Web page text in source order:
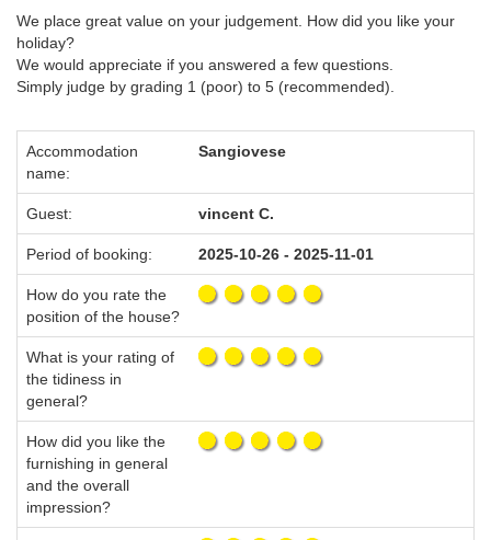
We place great value on your judgement. How did you like your
holiday?
We would appreciate if you answered a few questions.
Simply judge by grading 1 (poor) to 5 (recommended).
Accommodation
name:
Sangiovese
Guest: vincent C.
Period of booking: 2025-10-26 - 2025-11-01
How do you rate the
position of the house?
What is your rating of
the tidiness in
general?
How did you like the
furnishing in general
and the overall
impression?